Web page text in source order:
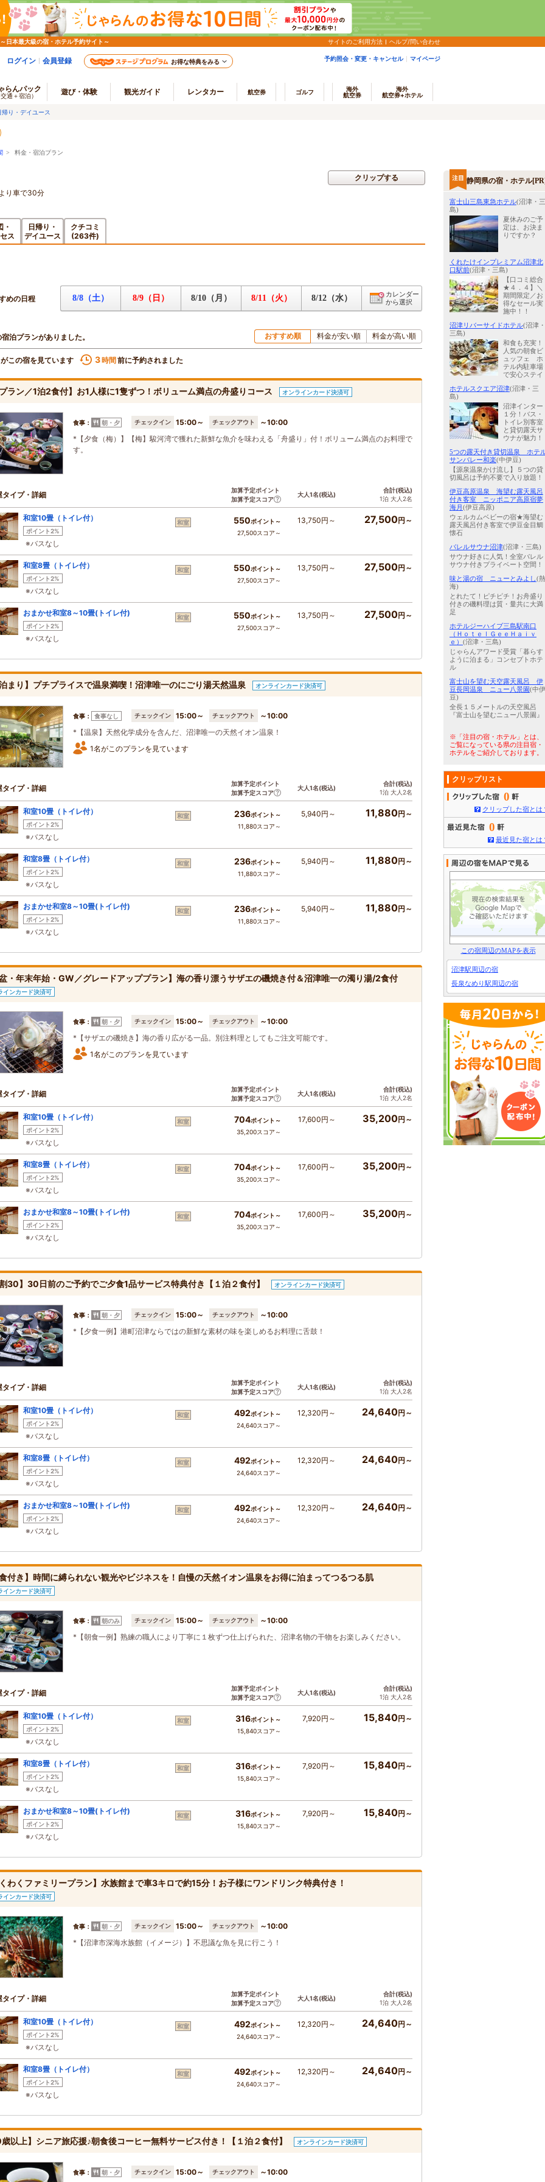
日本最大級の宿・ホテル予約サイト～ サイトのご利用方法 ヘルプ/問い合わせ
ログイン 会員登録 お得な特典をみる 予約照会・変更・キャンセル マイページ
らんパック
通＋宿泊） 遊び・体験 観光ガイド レンタカー 航空券 ゴルフ
海外
航空券
海外
航空券+ホテル
帰り・デイユース
> 料金・宿泊プラン
り車で30分
クリップする
・
ス
日帰り・
デイユース
クチコミ
(263件)
めの日程 8/8（土） 8/9（日） 8/10（月） 8/11（火） 8/12（水）
カレンダー
から選択
泊プランがありました。 おすすめ順 料金が安い順 料金が高い順
この宿を見ています 3時間 前に予約されました
ラン／1泊2食付】お1人様に1隻ずつ！ボリューム満点の舟盛りコース オンラインカード決済可
食事： 朝・夕 チェックイン 15:00～ チェックアウト
～10:00
*【夕食（梅）】【梅】駿河湾で獲れた新鮮な魚介を味わえる「舟盛り」付！ボリューム満点のお料理で
す。
タイプ・詳細
加算予定ポイント
加算予定スコア
大人1名(税込)
合計(税込)
1泊 大人2名
和室10畳（トイレ付）
ポイント2%
※バスなし
和室 550ポイント～
27,500スコア～
13,750円～ 27,500円～
和室8畳（トイレ付）
ポイント2%
※バスなし
和室 550ポイント～
27,500スコア～
13,750円～ 27,500円～
おまかせ和室8～10畳(トイレ付)
ポイント2%
※バスなし
和室 550ポイント～
27,500スコア～
13,750円～ 27,500円～
まり】プチプライスで温泉満喫！沼津唯一のにごり湯天然温泉 オンラインカード決済可
食事： 食事なし チェックイン 15:00～ チェックアウト
～10:00
*【温泉】天然化学成分を含んだ、沼津唯一の天然イオン温泉！
1名がこのプランを見ています
タイプ・詳細
加算予定ポイント
加算予定スコア
大人1名(税込)
合計(税込)
1泊 大人2名
和室10畳（トイレ付）
ポイント2%
※バスなし
和室 236ポイント～
11,880スコア～
5,940円～ 11,880円～
和室8畳（トイレ付）
ポイント2%
※バスなし
和室 236ポイント～
11,880スコア～
5,940円～ 11,880円～
おまかせ和室8～10畳(トイレ付)
ポイント2%
※バスなし
和室 236ポイント～
11,880スコア～
5,940円～ 11,880円～
・年末年始・GW／グレードアッププラン】海の香り漂うサザエの磯焼き付＆沼津唯一の濁り湯/2食付
インカード決済可
食事： 朝・夕 チェックイン 15:00～ チェックアウト
～10:00
*【サザエの磯焼き】海の香り広がる一品。別注料理としてもご注文可能です。
1名がこのプランを見ています
タイプ・詳細
加算予定ポイント
加算予定スコア
大人1名(税込)
合計(税込)
1泊 大人2名
和室10畳（トイレ付）
ポイント2%
※バスなし
和室 704ポイント～
35,200スコア～
17,600円～ 35,200円～
和室8畳（トイレ付）
ポイント2%
※バスなし
和室 704ポイント～
35,200スコア～
17,600円～ 35,200円～
おまかせ和室8～10畳(トイレ付)
ポイント2%
※バスなし
和室 704ポイント～
35,200スコア～
17,600円～ 35,200円～
30】30日前のご予約でご夕食1品サービス特典付き【１泊２食付】 オンラインカード決済可
食事： 朝・夕 チェックイン 15:00～ チェックアウト
～10:00
*【夕食一例】港町沼津ならではの新鮮な素材の味を楽しめるお料理に舌鼓！
タイプ・詳細
加算予定ポイント
加算予定スコア
大人1名(税込)
合計(税込)
1泊 大人2名
和室10畳（トイレ付）
ポイント2%
※バスなし
和室 492ポイント～
24,640スコア～
12,320円～ 24,640円～
和室8畳（トイレ付）
ポイント2%
※バスなし
和室 492ポイント～
24,640スコア～
12,320円～ 24,640円～
おまかせ和室8～10畳(トイレ付)
ポイント2%
※バスなし
和室 492ポイント～
24,640スコア～
12,320円～ 24,640円～
付き】時間に縛られない観光やビジネスを！自慢の天然イオン温泉をお得に泊まってつるつる肌
インカード決済可
食事： 朝のみ チェックイン 15:00～ チェックアウト
～10:00
*【朝食一例】熟練の職人により丁寧に１枚ずつ仕上げられた、沼津名物の干物をお楽しみください。
タイプ・詳細
加算予定ポイント
加算予定スコア
大人1名(税込)
合計(税込)
1泊 大人2名
和室10畳（トイレ付）
ポイント2%
※バスなし
和室 316ポイント～
15,840スコア～
7,920円～ 15,840円～
和室8畳（トイレ付）
ポイント2%
※バスなし
和室 316ポイント～
15,840スコア～
7,920円～ 15,840円～
おまかせ和室8～10畳(トイレ付)
ポイント2%
※バスなし
和室 316ポイント～
15,840スコア～
7,920円～ 15,840円～
わくファミリープラン】水族館まで車3キロで約15分！お子様にワンドリンク特典付き！
インカード決済可
食事： 朝・夕 チェックイン 15:00～ チェックアウト
～10:00
*【沼津市深海水族館（イメージ）】不思議な魚を見に行こう！
タイプ・詳細
加算予定ポイント
加算予定スコア
大人1名(税込)
合計(税込)
1泊 大人2名
和室10畳（トイレ付）
ポイント2%
※バスなし
和室 492ポイント～
24,640スコア～
12,320円～ 24,640円～
和室8畳（トイレ付）
ポイント2%
※バスなし
和室 492ポイント～
24,640スコア～
12,320円～ 24,640円～
以上】シニア旅応援♪朝食後コーヒー無料サービス付き！【１泊２食付】 オンラインカード決済可
食事： 朝・夕 チェックイン 15:00～ チェックアウト ～10:00
静岡県の宿・ホテル
富士山三島東急ホテル(沼津・三
島)
夏休みのご予
定は、お決ま
りですか？
くれたけインプレミアム沼津北
口駅前(沼津・三島)
【口コミ総合
★４．４】＼
期間限定／お
得なセール実
施中！！
沼津リバーサイドホテル(沼津・
三島)
和食も充実！
人気の朝食ビ
ュッフェ ホ
テル内駐車場
で安心ステイ
ホテルスクエア沼津(沼津・三
島)
沼津インター
１分！バス・
トイレ別客室
と貸切露天サ
ウナが魅力！
5つの露天付き貸切温泉 ホテ
サンバレー和楽(中伊豆)
【源泉温泉かけ流し】５つの貸
切風呂は予約不要で入り放題！
伊豆高原温泉 海望む露天風呂
付き客室 ニッポニア高原宿夢
海月 (伊豆高原)
ウェルカムベビーの宿★海望む
露天風呂付き客室で伊豆金目鯛
懐石
バレルサウナ沼津(沼津・三島)
サウナ好きに人気！全室バレル
サウナ付きプライベート空間！
味と湯の宿 ニューとみよし(熱
海)
とれたて！ピチピチ！お舟盛り
付きの磯料理は質・量共に大満
足
ホテルジーハイブ三島駅南口
（ＨｏｔｅｌＧｅｅＨａｉｖ
ｅ） (沼津・三島)
じゃらんアワード受賞「暮らす
ように泊まる」コンセプトホテ
ル
富士山を望む天空露天風呂 伊
豆長岡温泉 ニュー八景園(中伊
豆)
全長１５メートルの天空風呂
『富士山を望むニュー八景園』
※「注目の宿・ホテル」とは、
ご覧になっている県の注目宿・
ホテルをご紹介しております。
クリップリスト
0
クリップした宿とは
0
最近見た宿とは
この宿周辺のMAPを表示
沼津駅周辺の宿
長泉なめり駅周辺の宿